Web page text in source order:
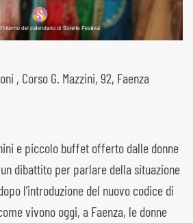
, Corso G. Mazzini, 92, Faenza
e piccolo buffet offerto dalle donne
dibattito per parlare della situazione
l’introduzione del nuovo codice di
vivono oggi, a Faenza, le donne